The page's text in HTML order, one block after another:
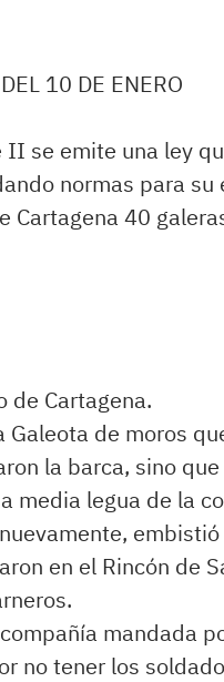
10 DE ENERO
se emite una ley
normas para su
Cartagena 40
de Cartagena.
de moros
la barca, sino
media legua de la
en el Rincón de
mandada
no tener los